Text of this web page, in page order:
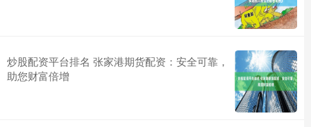
炒股配资平台排名 张家港期货配资：安全可靠，
助您财富倍增